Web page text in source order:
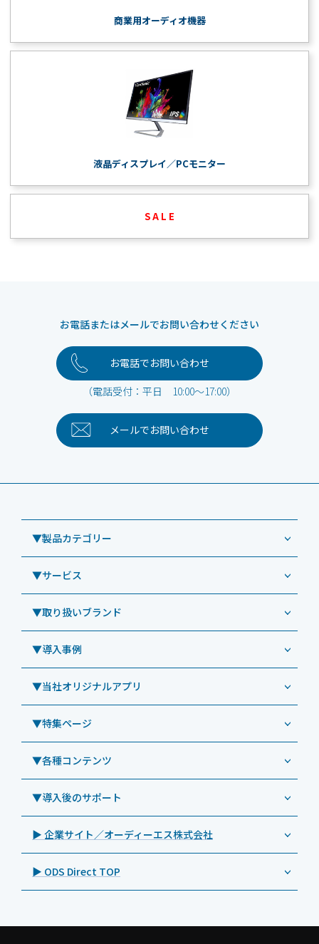
商業用オーディオ機器
液晶ディスプレイ／PCモニター
S A L E
お電話またはメールでお問い合わせください
お電話でお問い合わせ
（電話受付：平日 10:00～17:00）
メールでお問い合わせ
▼製品カテゴリー
業務用タブレット
Windowsタブレット TW2A-NF9LTA
Windowsタブレット TW2A-N9LTA
Windowsタブレット TW2A-N9LT
Windowsタブレット TW2A-E9LT
Androidタブレット TA2C-NF8
Androidタブレット TA2C-NF8BL
Androidタブレット TA2C-CS8
Androidタブレット TA2C-CS8BL
Androidタブレット TA2C-DR94G
Androidタブレット TA2C-M8AC
Androidタブレット TA2C-M8
▼サービス
コールセンター
CRMシステム「カイゼンコール」
リペアサービス
教育機関向けiPad修理パック
社内ヘルプデスク代行サービス
教育機関向けiPad管理運用パック
教育機関向けICT支援ソリューション
教育機関向けネットワーク機器導入保守
キッティング
自治体向けDXソリューションサービス
法人向けiPad修理＆デバイス買取サービス
▼取り扱いブランド
ODS（オーディーエス）
LG（エルジー）
ViewSonic（ビューソニック）
PHILIPS（フィリップス）
DynaScan（ダイナスキャン）
SAMSUNG（サムスン）
Goodview（グッドビュー）
Cloudpoint（クラウドポイント）
BenQ（ベンキュー）
Magconn（マグコン）
BIAMP ／ Apart Audio（バイアンプ）
▼導入事例
導入事例（業務用タブレット、デジタルサイネージほか）
事例：業務用タブレット端末
事例：業務用サイネージ・プロジェクター
事例：業務用オーディオ・その他AV機器
事例：サービス
▼当社オリジナルアプリ
業務効率化アプリ「NFCオプティマイザー」
サポート支援アプリ「ログ送信アプリ」
MDMアプリ「Tablet Control」
▼特集ページ
業務用タブレット
>特長1：USB Type-Aポート
>特長2：microHDMIポート
>特長3：AC常時給電タイプ
>飲食向けタブレット
>ホテル向けタブレット
▼各種コンテンツ
特集記事
製品カタログ
プレスリリース
製品写真
▼導入後のサポート
オーディーエスPCカスタマーセンター
▶ 企業サイト／オーディーエス株式会社
▶ ODS Direct TOP